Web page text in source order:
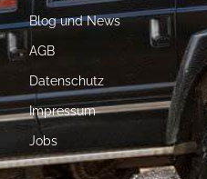
Blog und News
AGB
Datenschutz
Impressum
Jobs